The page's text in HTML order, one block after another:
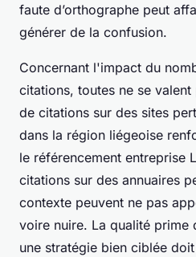
faute d’orthographe peut
générer de la confusion.
Concernant l'impact du
citations, toutes ne se
de citations sur des sites
dans la région liégeoise
le référencement entreprise
citations sur des annuaires
contexte peuvent ne pas
voire nuire. La qualité prime
une stratégie bien ciblée